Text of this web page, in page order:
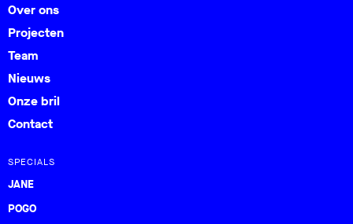
Over ons
Projecten
Team
Nieuws
Onze bril
Contact
SPECIALS
JANE
POGO